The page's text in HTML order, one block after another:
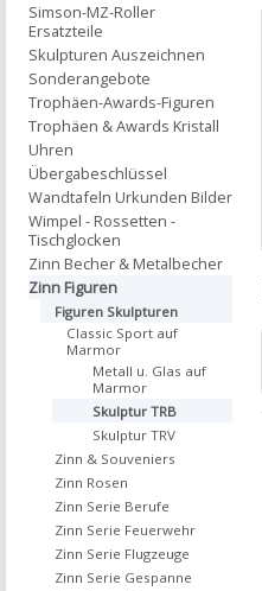
Simson-MZ-Roller
Ersatzteile
Skulpturen Auszeichnen
Sonderangebote
Trophäen-Awards-Figuren
Trophäen & Awards Kristall
Uhren
Übergabeschlüssel
Wandtafeln Urkunden Bilder
Wimpel - Rossetten -
Tischglocken
Zinn Becher & Metalbecher
Zinn Figuren
Figuren Skulpturen
Classic Sport auf
Marmor
Metall u. Glas auf
Marmor
Skulptur TRB
Skulptur TRV
Zinn & Souveniers
Zinn Rosen
Zinn Serie Berufe
Zinn Serie Feuerwehr
Zinn Serie Flugzeuge
Zinn Serie Gespanne